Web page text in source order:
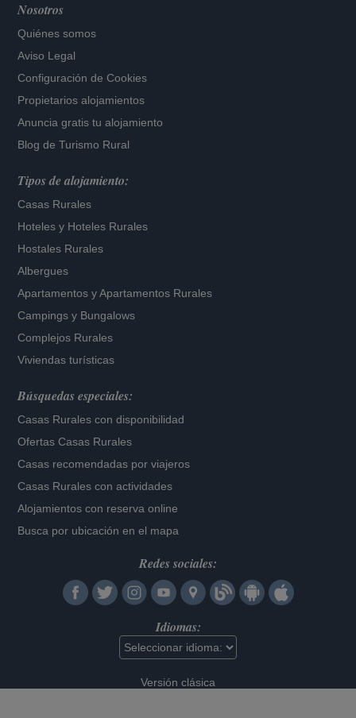
Nosotros
Quiénes somos
Aviso Legal
Configuración de Cookies
Propietarios alojamientos
Anuncia gratis tu alojamiento
Blog de Turismo Rural
Tipos de alojamiento:
Casas Rurales
Hoteles y Hoteles Rurales
Hostales Rurales
Albergues
Apartamentos yApartamentos Rurales
Campings y Bungalows
Complejos Rurales
Viviendas turísticas
Búsquedas especiales:
Casas Rurales con disponibilidad
Ofertas Casas Rurales
Casas recomendadas por viajeros
Casas Rurales con actividades
Alojamientos con reserva online
Busca por ubicación en el mapa
Redes sociales:
Idiomas:
Versión clásica